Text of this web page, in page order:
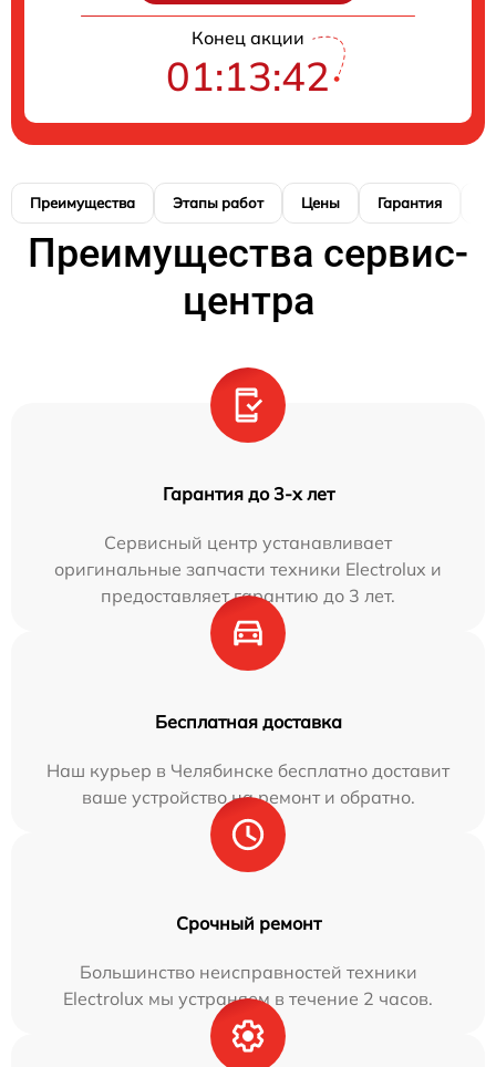
Конец акции
01:13:41
Преимущества Этапы работ Цены Гарантия
Преимущества сервис-
центра
Гарантия до 3-х лет
Сервисный центр устанавливает
оригинальные запчасти техники Electrolux и
предоставляет гарантию до 3 лет.
Бесплатная доставка
Наш курьер в Челябинске бесплатно доставит
ваше устройство на ремонт и обратно.
Срочный ремонт
Большинство неисправностей техники
Electrolux мы устраняем в течение 2 часов.